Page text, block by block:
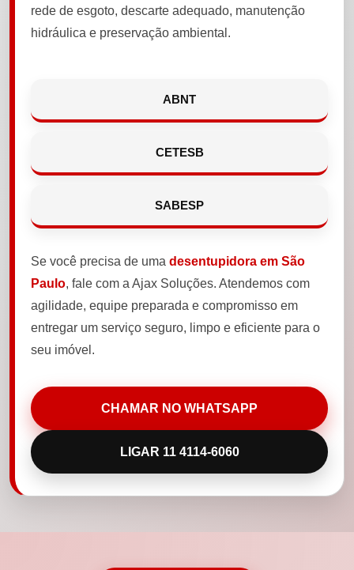
rede de esgoto, descarte adequado, manutenção
hidráulica e preservação ambiental.
ABNT
CETESB
SABESP
Se você precisa de uma desentupidora em São
Paulo, fale com a Ajax Soluções. Atendemos com
agilidade, equipe preparada e compromisso em
entregar um serviço seguro, limpo e eficiente para o
seu imóvel.
CHAMAR NO WHATSAPP
LIGAR 11 4114-6060